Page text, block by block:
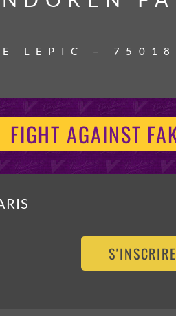
LEPIC – 75018
FIGHT AGAINST
S'INSCRIRE